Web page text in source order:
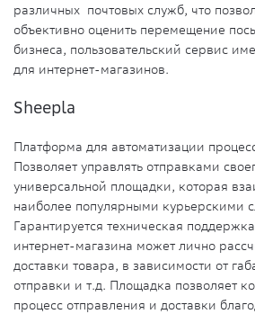
различных почтовых служб, что
объективно оценить перемещение
бизнеса, пользовательский сервис
для интернет-магазинов.
Sheepla
Платформа для автоматизации
Позволяет управлять отправками
универсальной площадки, которая
наиболее популярными курьерскими
Гарантируется техническая
интернет-магазина может лично
доставки товара, в зависимости от
отправки и т.д. Площадка позволяет
процесс отправления и доставки